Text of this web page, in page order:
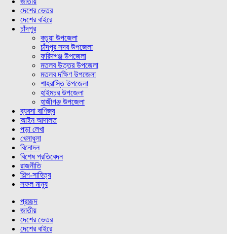
দেশের ভেতর
দেশের বাইরে
চাঁদপুর
কচুয়া উপজেলা
চাঁদপুর সদর উপজেলা
ফরিদগঞ্জ উপজেলা
মতলব উত্তর উপজেলা
মতলব দক্ষিণ উপজেলা
শাহরাস্তি উপজেলা
হাইমচর উপজেলা
হাজীগঞ্জ উপজেলা
ব্যবসা বাণিজ্য
আইন আদালত
পড়া লেখা
খেলাধুলা
বিনোদন
বিশেষ প্রতিবেদন
রাজনীতি
শিল্প-সাহিত্য
সফল মানুষ
প্রচ্ছদ
জাতীয়
দেশের ভেতর
দেশের বাইরে